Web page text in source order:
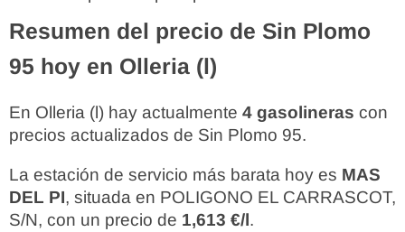
Resumen del precio de Sin Plomo
95 hoy en Olleria (l)
En Olleria (l) hay actualmente 4 gasolineras con
precios actualizados de Sin Plomo 95.
La estación de servicio más barata hoy es MAS
DEL PI, situada en POLIGONO EL CARRASCOT,
S/N, con un precio de 1,613 €/l.